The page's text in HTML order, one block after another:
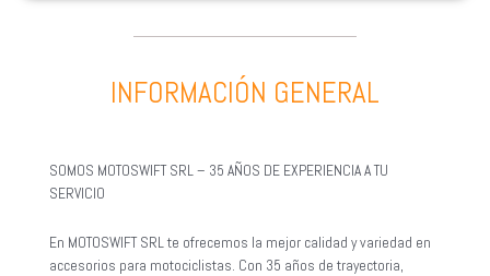
INFORMACIÓN GENERAL
SOMOS MOTOSWIFT SRL – 35 AÑOS DE EXPERIENCIA A TU
SERVICIO
En MOTOSWIFT SRL te ofrecemos la mejor calidad y variedad en
accesorios para motociclistas. Con 35 años de trayectoria,